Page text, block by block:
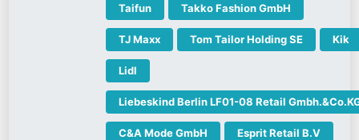
Taifun Takko Fashion GmbH
TJ Maxx Tom Tailor Holding SE Kik
Lidl
Liebeskind Berlin LF01-08 Retail
C&A Mode GmbH Esprit Retail B.V